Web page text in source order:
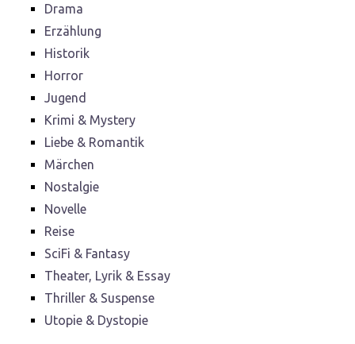
Drama
Erzählung
Historik
Horror
Jugend
Krimi & Mystery
Liebe & Romantik
Märchen
Nostalgie
Novelle
Reise
SciFi & Fantasy
Theater, Lyrik & Essay
Thriller & Suspense
Utopie & Dystopie